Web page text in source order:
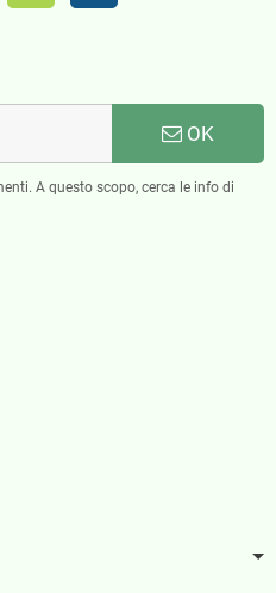
OK
A questo scopo, cerca le info di